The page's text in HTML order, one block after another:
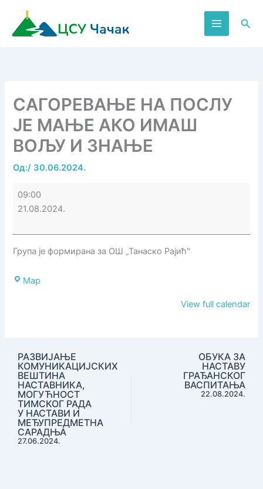
садржај
САГОРЕВАЊЕ НА ПОСЛУ
ЈЕ МАЊЕ АКО ИМАШ
ВОЉУ И ЗНАЊЕ
Од:/ 30.06.2024.
САГОРЕВАЊЕ
НА
ЈЕ
МАЊЕ
ИМАШ
ВОЉУ
09:00
21.08.2024.
Група је формирана за ОШ „Танаско Рајић"
Map
View full calendar
РАЗВИЈАЊЕ
КОМУНИКАЦИЈСКИХ
ВЕШТИНА
НАСТАВНИКА,
МОГУЋНОСТ
ТИМСКОГ РАДА
У НАСТАВИ И
МЕЂУПРЕДМЕТНА
САРАДЊА
27.06.2024.
ОБУКА ЗА
НАСТАВУ
ГРАЂАНСКОГ
ВАСПИТАЊА
22.08.2024.